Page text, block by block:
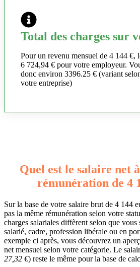
Total des charges sur
Pour un revenu mensuel de 4 144 €,
6 724,94 € pour votre employeur.
donc environ 3396.25 € (variant
votre entreprise)
Quel est le salaire net
rémunération de 4
Sur la base de votre salaire brut de 4 144
pas la même rémunération selon votre
charges salariales diffèrent selon que
salarié, cadre, profession libérale ou en
exemple ci après, vous découvrez un
net mensuel selon votre catégorie. Le
27,32 €) reste le même pour la base de